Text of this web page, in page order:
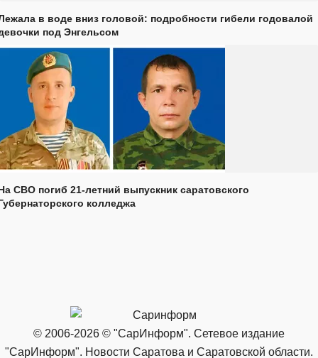
в воде вниз головой: подробности гибели годовалой
под Энгельсом
СВО погиб 21-летний выпускник саратовского
колледжа
© 2006-2026 © "СарИнформ". Сетевое издание
"СарИнформ". Новости Саратова и Саратовской области.